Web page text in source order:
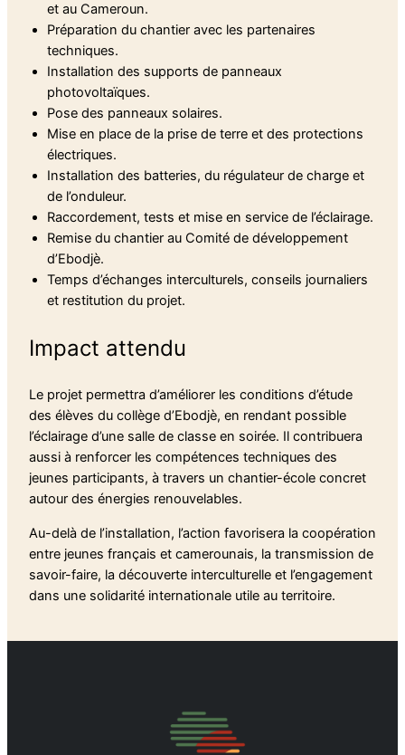
et au Cameroun.
Préparation du chantier avec les partenaires
techniques.
Installation des supports de panneaux
photovoltaïques.
Pose des panneaux solaires.
Mise en place de la prise de terre et des protections
électriques.
Installation des batteries, du régulateur de charge et
de l’onduleur.
Raccordement, tests et mise en service de l’éclairage.
Remise du chantier au Comité de développement
d’Ebodjè.
Temps d’échanges interculturels, conseils journaliers
et restitution du projet.
Impact attendu
Le projet permettra d’améliorer les conditions d’étude
des élèves du collège d’Ebodjè, en rendant possible
l’éclairage d’une salle de classe en soirée. Il contribuera
aussi à renforcer les compétences techniques des
jeunes participants, à travers un chantier-école concret
autour des énergies renouvelables.
Au-delà de l’installation, l’action favorisera la coopération
entre jeunes français et camerounais, la transmission de
savoir-faire, la découverte interculturelle et l’engagement
dans une solidarité internationale utile au territoire.